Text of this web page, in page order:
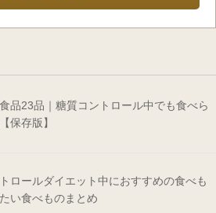
品23品｜糖質コントロール中でも食べら
保存版】
ロールダイエット中におすすめの食べも
い食べものまとめ